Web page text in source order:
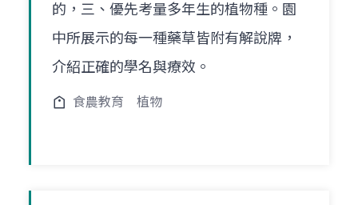
的，三、優先考量多年生的植物種。園
中所展示的每一種藥草皆附有解說牌，
介紹正確的學名與療效。
食農教育 植物